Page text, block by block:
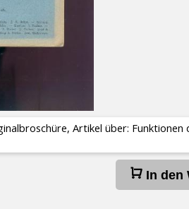
Artikel über:
In den